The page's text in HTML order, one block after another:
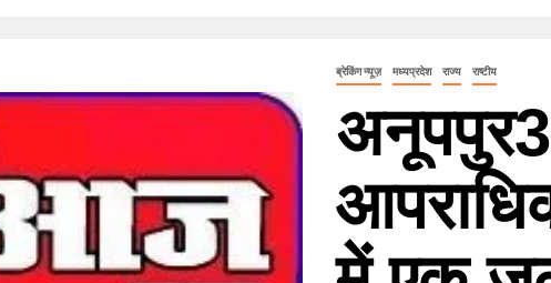
ब्रेकिंग न्यूज़ मध्यप्रदेश राज्य राष्टीय